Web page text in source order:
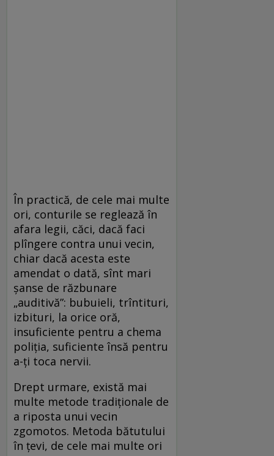
În practică, de cele mai multe
ori, conturile se reglează în
afara legii, căci, dacă faci
plîngere contra unui vecin,
chiar dacă acesta este
amendat o dată, sînt mari
șanse de răzbunare
„auditivă”: bubuieli, trîntituri,
izbituri, la orice oră,
insuficiente pentru a chema
poliția, suficiente însă pentru
a-ți toca nervii.
Drept urmare, există mai
multe metode tradiționale de
a riposta unui vecin
zgomotos. Metoda bătutului
în țevi, de cele mai multe ori